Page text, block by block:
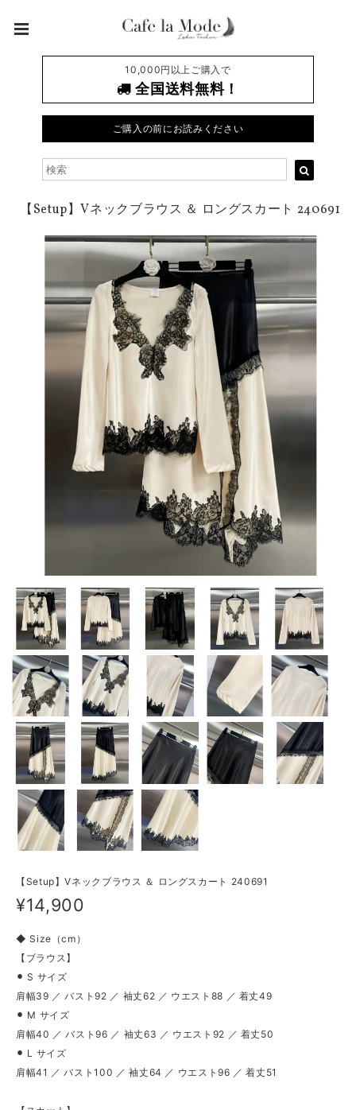
10,000円以上ご購入で
全国送料無料！
ご購入の前にお読みください
【Setup】Vネックブラウス ＆ ロングスカート 240691
【Setup】Vネックブラウス ＆ ロングスカート 240691
¥14,900
◆ Size（cm）
【ブラウス】
⚫︎ S サイズ
肩幅39 ／ バスト92 ／ 袖丈62 ／ ウエスト88 ／ 着丈49
⚫︎ M サイズ
肩幅40 ／ バスト96 ／ 袖丈63 ／ ウエスト92 ／ 着丈50
⚫︎ L サイズ
肩幅41 ／ バスト100 ／ 袖丈64 ／ ウエスト96 ／ 着丈51